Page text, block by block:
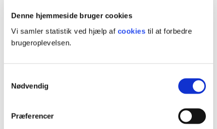
Denne hjemmeside bruger cookies
Vi samler statistik ved hjælp af cookies til at forbedre
brugeroplevelsen.
Nødvendig
Præferencer
Kontakt
Faglig vejledning